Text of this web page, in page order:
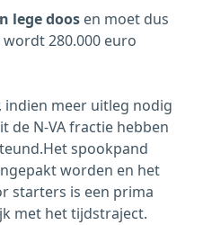
lege doos en moet dus
280.000 euro
indien meer uitleg nodig
de N-VA fractie hebben
spookpand
worden en het
starters is een prima
met het tijdstraject.